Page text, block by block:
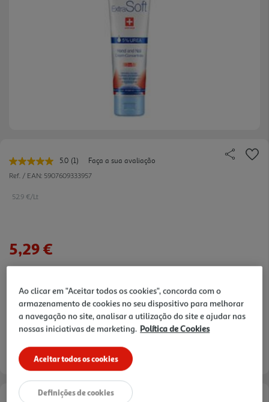
5.0 Leu
uma
(1)
Faça a sua avaliação
Ref. / EAN: 5907609333957
52.9 €/Lt
5,29 €
Ao clicar em "Aceitar todos os cookies", concorda com o
armazenamento de cookies no seu dispositivo para melhorar
a navegação no site, analisar a utilização do site e ajudar nas
nossas iniciativas de marketing. Política de Cookies
Aceitar todos os cookies
Definições de cookies